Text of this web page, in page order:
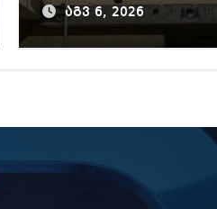
წაუყენეს –
აღნიშნული
ითვალისწინებს
აგვ 6, 2026